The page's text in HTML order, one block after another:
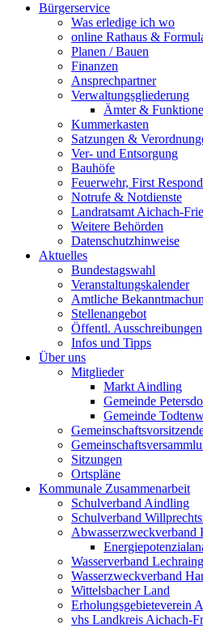
Bürgerservice
Was erledige ich wo
online Rathaus &
Planen / Bauen
Finanzen
Ansprechpartner
Verwaltungsgliederung
Ämter &
Kummerkasten
Satzungen &
Ver- und Entsorgung
Bauhöfe
Feuerwehr, First
Notrufe & Notdienste
Landratsamt Aichach-
Weitere Behörden
Datenschutzhinweise
Aktuelles
Bundestagswahl
Veranstaltungskalender
Amtliche
Stellenangebot
Öffentl. Ausschreibungen
Infos und Tipps
Über uns
Mitglieder
Markt Aindling
Gemeinde
Gemeinde
Sitzungen
Ortspläne
Kommunale Zusammenarbeit
Schulverband Aindling
Schulverband
Abwasserzweckverband
Wasserverband
Wasserzweckverband
Wittelsbacher Land
Erholungsgebieteverein
vhs Landkreis Aichach-